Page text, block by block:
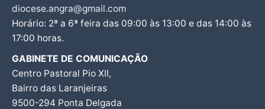
diocese.angra@gmail.com
Horário: 2ª a 6ª feira das 09:00 às 13:00 e das 14:00 às
17:00 horas.
GABINETE DE COMUNICAÇÃO
Centro Pastoral Pio XII,
Bairro das Laranjeiras
9500-294 Ponta Delgada